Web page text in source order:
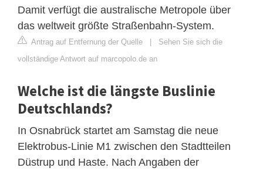
Damit verfügt die australische Metropole über
das weltweit größte Straßenbahn-System.
Antrag auf Entfernung der Quelle | Sehen Sie sich die
vollständige Antwort auf marcopolo.de an
Welche ist die längste Buslinie
Deutschlands?
In Osnabrück startet am Samstag die neue
Elektrobus-Linie M1 zwischen den Stadtteilen
Düstrup und Haste. Nach Angaben der